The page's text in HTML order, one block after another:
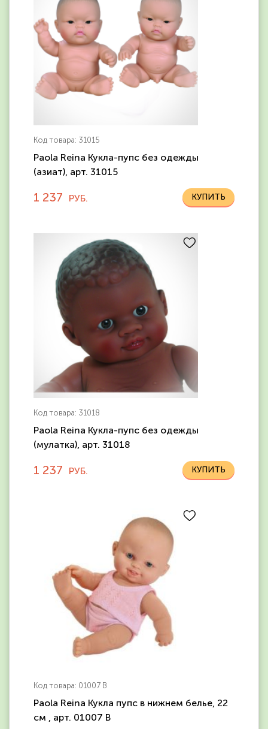
Код товара: 31015
Paola Reina Кукла-пупс без одежды
(азиат), арт. 31015
1 237 РУБ.
Код товара: 31018
Paola Reina Кукла-пупс без одежды
(мулатка), арт. 31018
1 237 РУБ.
Код товара: 01007 В
Paola Reina Кукла пупс в нижнем белье, 22
см , арт. 01007 В